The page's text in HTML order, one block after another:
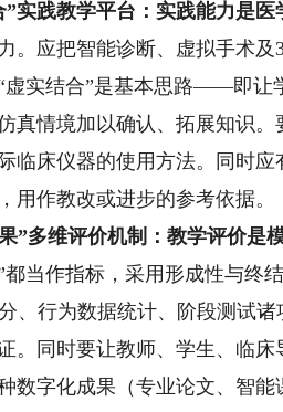
践教学平台：实践能力是医
。应把智能诊断、虚拟手术
虚实结合”是基本思路——即让
真情境加以确认、拓展知识
临床仪器的使用方法。同时
用作教改或进步的参考依据。
维评价机制：教学评价是模
当作指标，采用形成性与终
、行为数据统计、阶段测试
。同时要让教师、学生、临
数字化成果（专业论文、智